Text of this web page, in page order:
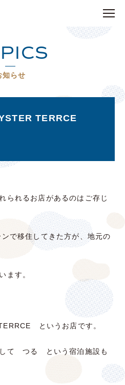
知らせ
TERRCE
られるお店があるのはご存じ
で移住してきた方が、地元の
ます。
というお店です。
して つる という宿泊施設も